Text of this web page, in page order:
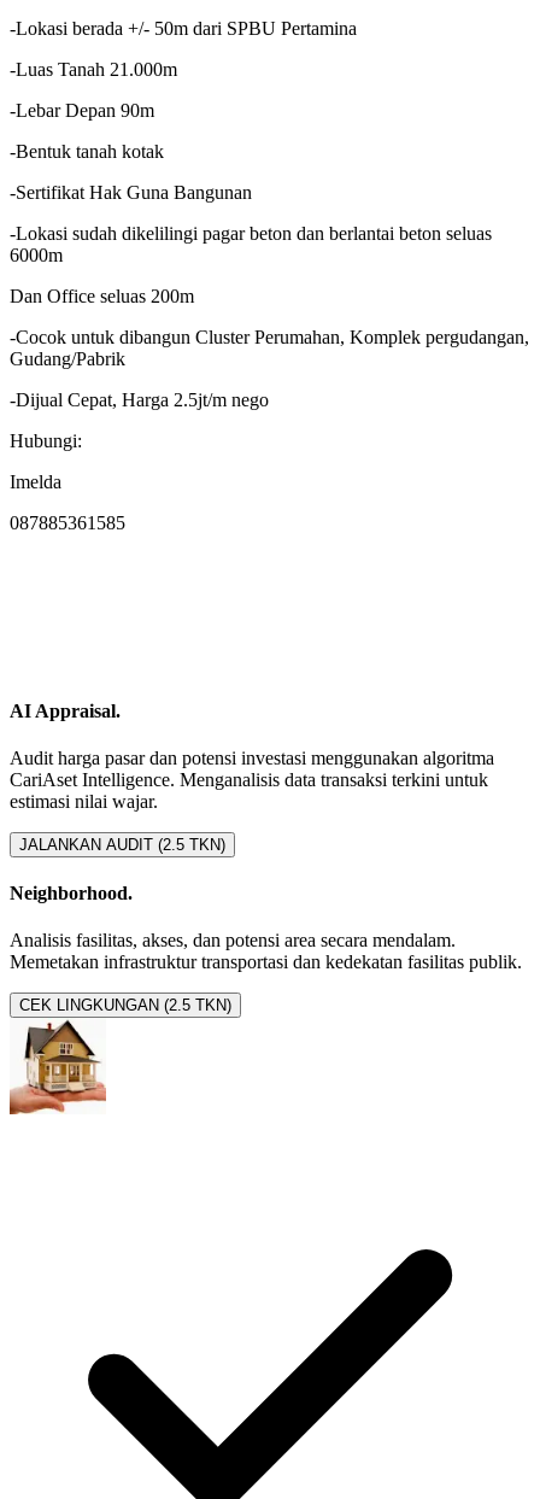
-Lokasi berada +/- 50m dari SPBU Pertamina
-Luas Tanah 21.000m
-Lebar Depan 90m
-Bentuk tanah kotak
-Sertifikat Hak Guna Bangunan
-Lokasi sudah dikelilingi pagar beton dan berlantai beton seluas
6000m
Dan Office seluas 200m
-Cocok untuk dibangun Cluster Perumahan, Komplek pergudangan,
Gudang/Pabrik
-Dijual Cepat, Harga 2.5jt/m nego
Hubungi:
Imelda
087885361585
AI Appraisal.
Audit harga pasar dan potensi investasi menggunakan algoritma
CariAset Intelligence. Menganalisis data transaksi terkini untuk
estimasi nilai wajar.
JALANKAN AUDIT (2.5 TKN)
Neighborhood.
Analisis fasilitas, akses, dan potensi area secara mendalam.
Memetakan infrastruktur transportasi dan kedekatan fasilitas publik.
CEK LINGKUNGAN (2.5 TKN)